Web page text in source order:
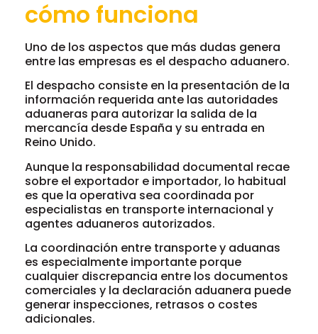
cómo funciona
Uno de los aspectos que más dudas genera
entre las empresas es el despacho aduanero.
El despacho consiste en la presentación de la
información requerida ante las autoridades
aduaneras para autorizar la salida de la
mercancía desde España y su entrada en
Reino Unido.
Aunque la responsabilidad documental recae
sobre el exportador e importador, lo habitual
es que la operativa sea coordinada por
especialistas en transporte internacional y
agentes aduaneros autorizados.
La coordinación entre transporte y aduanas
es especialmente importante porque
cualquier discrepancia entre los documentos
comerciales y la declaración aduanera puede
generar inspecciones, retrasos o costes
adicionales.